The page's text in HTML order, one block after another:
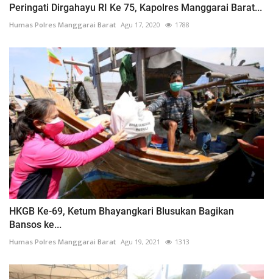
Peringati Dirgahayu RI Ke 75, Kapolres Manggarai Barat...
Humas Polres Manggarai Barat Agu 17, 2020 1788
HKGB Ke-69, Ketum Bhayangkari Blusukan Bagikan
Bansos ke...
Humas Polres Manggarai Barat Agu 19, 2021 1313